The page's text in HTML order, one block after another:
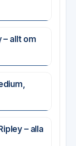
– allt om
– alla